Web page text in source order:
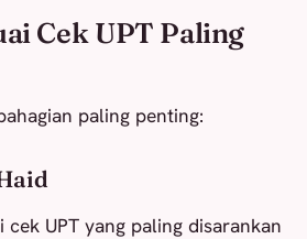
Cek UPT Paling
paling penting:
cek UPT yang paling disarankan